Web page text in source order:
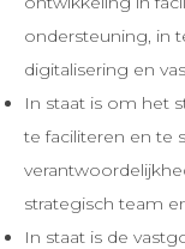
ondersteuning, in
digitalisering en
In staat is om het
te faciliteren en te
strategisch team
In staat is de